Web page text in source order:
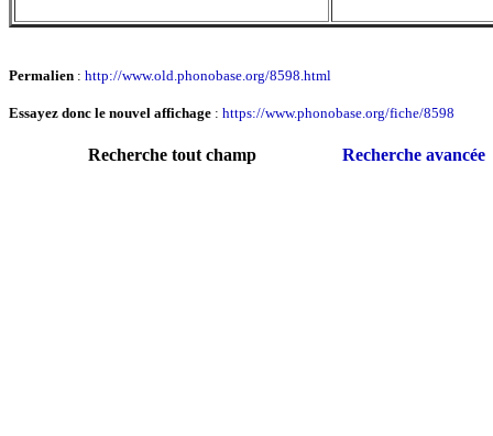
Permalien : http://www.old.phonobase.org/8598.html
Essayez donc le nouvel affichage : https://www.phonobase.org/fiche/8598
Recherche tout champ Recherche avancée